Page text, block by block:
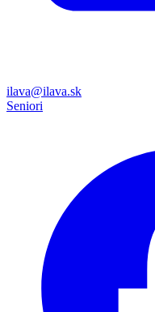
ilava@ilava.sk
Seniori